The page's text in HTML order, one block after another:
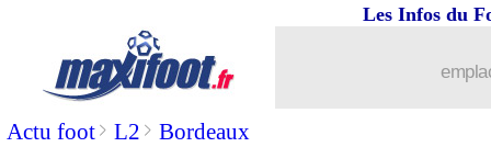
Actu foot> L2 > Bordeaux
Les Infos du